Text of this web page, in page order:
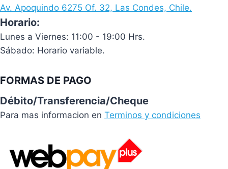
Av. Apoquindo 6275 Of. 32, Las Condes, Chile.
Horario:
Lunes a Viernes: 11:00 - 19:00 Hrs.
Sábado: Horario variable.
FORMAS DE PAGO
Débito/Transferencia/Cheque
Para mas informacion en Terminos y condiciones